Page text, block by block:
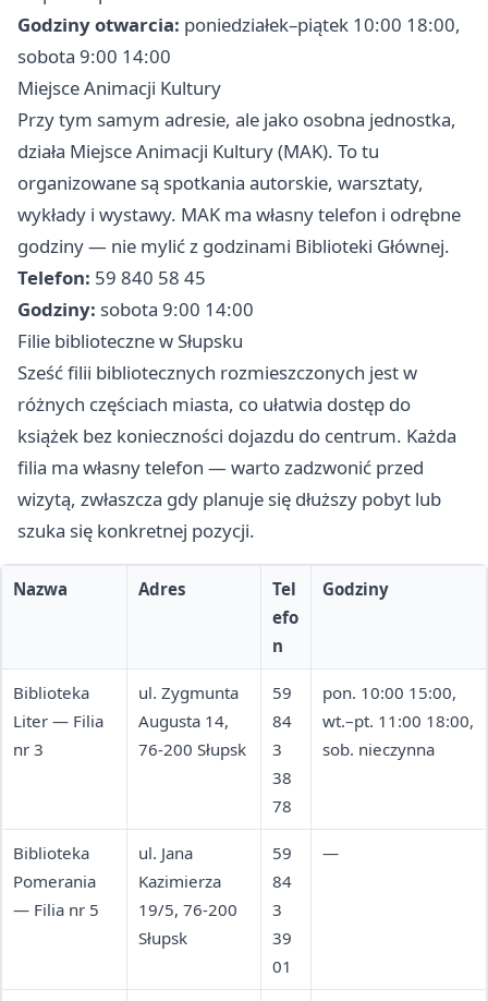
Godziny otwarcia: poniedziałek–piątek 10:00 18:00,
sobota 9:00 14:00
Miejsce Animacji Kultury
Przy tym samym adresie, ale jako osobna jednostka,
działa Miejsce Animacji Kultury (MAK). To tu
organizowane są spotkania autorskie, warsztaty,
wykłady i wystawy. MAK ma własny telefon i odrębne
godziny — nie mylić z godzinami Biblioteki Głównej.
Telefon: 59 840 58 45
Godziny: sobota 9:00 14:00
Filie biblioteczne w Słupsku
Sześć filii bibliotecznych rozmieszczonych jest w
różnych częściach miasta, co ułatwia dostęp do
książek bez konieczności dojazdu do centrum. Każda
filia ma własny telefon — warto zadzwonić przed
wizytą, zwłaszcza gdy planuje się dłuższy pobyt lub
szuka się konkretnej pozycji.
Nazwa Adres
Tel
efo
n
Godziny
Biblioteka
Liter — Filia
nr 3
ul. Zygmunta
Augusta 14,
76-200 Słupsk
59
84
3
38
78
pon. 10:00 15:00,
wt.–pt. 11:00 18:00,
sob. nieczynna
Biblioteka
Pomerania
— Filia nr 5
ul. Jana
Kazimierza
19/5, 76-200
Słupsk
59
84
3
39
01
—